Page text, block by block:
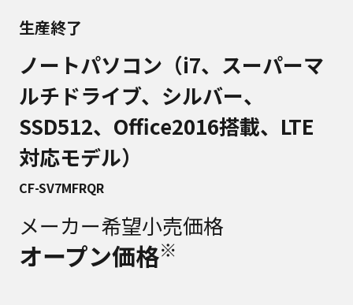
生産終了
ノートパソコン（i7、スーパーマ
ルチドライブ、シルバー、
SSD512、Office2016搭載、LTE
対応モデル）
CF-SV7MFRQR
メーカー希望小売価格
オープン価格※